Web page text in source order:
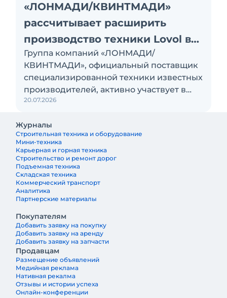
«ЛОНМАДИ/КВИНТМАДИ»
рассчитывает расширить
производство техники Lovol в
России
Группа компаний «ЛОНМАДИ/
КВИНТМАДИ», официальный поставщик
специализированной техники известных
производителей, активно участвует в
локализации производства
Тосно. В перспективе здесь планируют
наладить выпуск экскаваторов и
фронтальных погрузчиков Lovol
20.07.2026
Журналы
Строительная техника и оборудование
Мини-техника
Карьерная и горная техника
Строительство и ремонт дорог
Подъемная техника
Складская техника
Коммерческий транспорт
Аналитика
Партнерские материалы
Покупателям
Добавить заявку на покупку
Добавить заявку на аренду
Добавить заявку на запчасти
Продавцам
Размещение объявлений
Медийная реклама
Нативная рекалма
Отзывы и истории успеха
Онлайн-конференции